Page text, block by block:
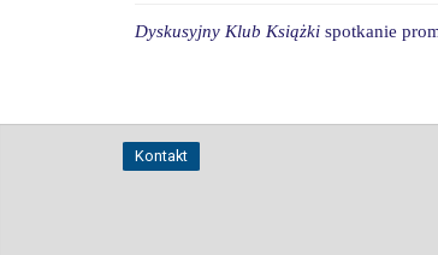
Dyskusyjny Klub Książki spotkanie
Kontakt